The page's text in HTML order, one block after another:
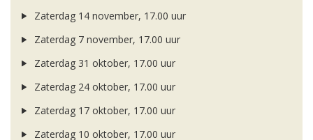
Zaterdag 14 november, 17.00 uur
Zaterdag 7 november, 17.00 uur
Zaterdag 31 oktober, 17.00 uur
Zaterdag 24 oktober, 17.00 uur
Zaterdag 17 oktober, 17.00 uur
Zaterdag 10 oktober, 17.00 uur